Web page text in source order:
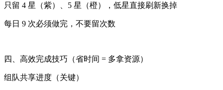
只留 4 星（紫）、5 星（橙），低星直接刷新换掉
每日 9 次必须做完，不要留次数
四、高效完成技巧（省时间 = 多拿资源）
组队共享进度（关键）